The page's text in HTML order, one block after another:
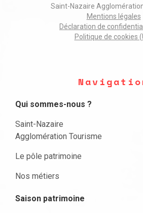
Saint-Nazaire
Mentions légales
Déclaration de
Politique de cookies
Qui sommes-nous ?
Saint-Nazaire
Agglomération Tourisme
Le pôle patrimoine
Nos métiers
Saison patrimoine